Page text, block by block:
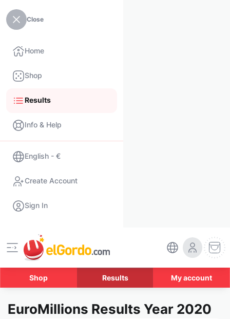
Close
Home
Shop
Results
Info & Help
English - €
Create Account
Sign In
Shop Results My account
EuroMillions Results Year 2020